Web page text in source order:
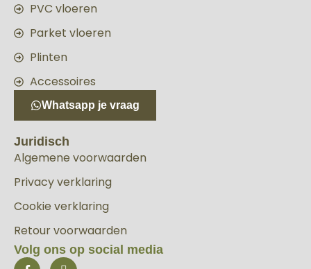
PVC vloeren
Parket vloeren
Plinten
Accessoires
Whatsapp je vraag
Juridisch
Algemene voorwaarden
Privacy verklaring
Cookie verklaring
Retour voorwaarden
Volg ons op social media